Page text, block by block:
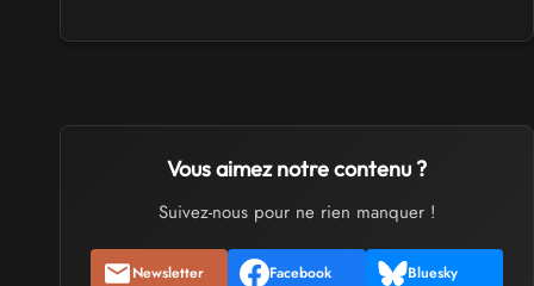
Vous aimez notre contenu ?
Suivez-nous pour ne rien manquer !
Newsletter Facebook Bluesky